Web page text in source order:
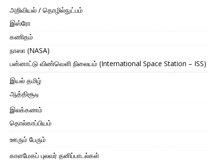
அறிவியல் / தொழில்நுட்பம்
இஸ்ரோ
கணிதம்
நாஸா (NASA)
பன்னாட்டு விண்வெளி நிலையம் (International Space Station – ISS)
இயல் தமிழ்
ஆத்திசூடி
இலக்கணம்
தொல்காப்பியம்
ஊரும் பேரும்
காளமேகப் புலவர் தனிப்பாடல்கள்